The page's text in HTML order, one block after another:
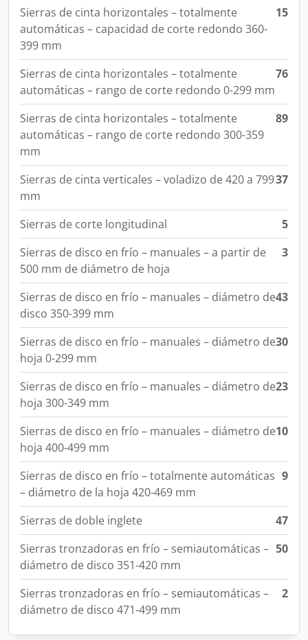
Sierras de cinta horizontales – totalmente
automáticas – capacidad de corte redondo 360-
399 mm
15
Sierras de cinta horizontales – totalmente
automáticas – rango de corte redondo 0-299 mm
76
Sierras de cinta horizontales – totalmente
automáticas – rango de corte redondo 300-359
mm
89
Sierras de cinta verticales – voladizo de 420 a 799
mm
37
Sierras de corte longitudinal
5
Sierras de disco en frío – manuales – a partir de
500 mm de diámetro de hoja
3
Sierras de disco en frío – manuales – diámetro de
disco 350-399 mm
43
Sierras de disco en frío – manuales – diámetro de
hoja 0-299 mm
30
Sierras de disco en frío – manuales – diámetro de
hoja 300-349 mm
23
Sierras de disco en frío – manuales – diámetro de
hoja 400-499 mm
10
Sierras de disco en frío – totalmente automáticas
– diámetro de la hoja 420-469 mm
9
Sierras de doble inglete
47
Sierras tronzadoras en frío – semiautomáticas –
diámetro de disco 351-420 mm
50
Sierras tronzadoras en frío – semiautomáticas –
diámetro de disco 471-499 mm
2